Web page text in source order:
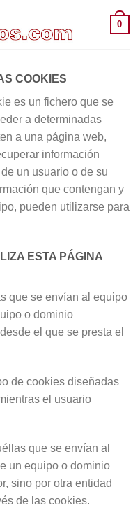
0
COOKIES
es un fichero que se
a determinadas
a una página web,
información
un usuario o de su
que contengan y
pueden utilizarse para
ESTA PÁGINA
que se envían al equipo
o dominio
el que se presta el
de cookies diseñadas
el usuario
que se envían al
un equipo o dominio
sino por otra entidad
de las cookies.